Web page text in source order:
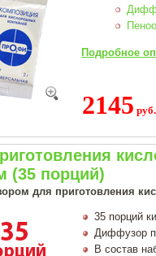
Подробное
2145 руб.
(35 порций)
для приготовления
35 порций
Диффузор
В состав